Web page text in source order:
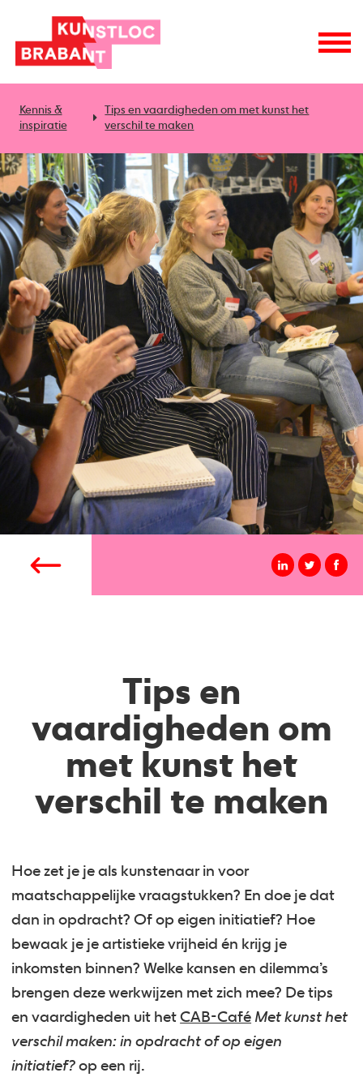
Kennis &
inspiratie
Tips en vaardigheden om met kunst het
verschil te maken
Tips en
vaardigheden om
met kunst het
verschil te maken
Hoe zet je je als kunstenaar in voor
maatschappelijke vraagstukken? En doe je dat
dan in opdracht? Of op eigen initiatief? Hoe
bewaak je je artistieke vrijheid én krijg je
inkomsten binnen? Welke kansen en dilemma’s
brengen deze werkwijzen met zich mee? De tips
en vaardigheden uit hetCAB-Café Met kunst het
verschil maken: in opdracht of op eigen
initiatief? op een rij.